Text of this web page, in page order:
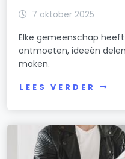
7 oktober 2025
Elke gemeenschap
ontmoeten, ideeën
maken.
LEES VERDER